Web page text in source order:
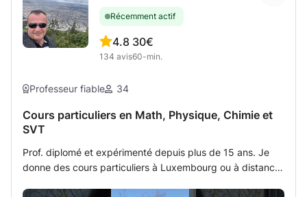
Récemment actif
4.8
134 avis
30€
60-min.
Professeur fiable 34
Cours particuliers en Math, Physique, Chimie et
SVT
Prof. diplomé et expérimenté depuis plus de 15 ans. Je
donne des cours particuliers à Luxembourg ou à distance